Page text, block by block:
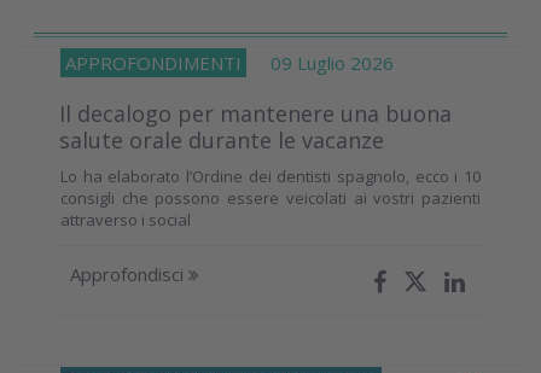
APPROFONDIMENTI 09 Luglio 2026
Il decalogo per mantenere una buona
salute orale durante le vacanze
Lo ha elaborato l’Ordine dei dentisti spagnolo, ecco i 10
consigli che possono essere veicolati ai vostri pazienti
attraverso i social
Approfondisci